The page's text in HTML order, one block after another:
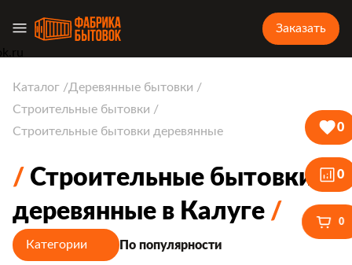
Заказать
Каталог
Деревянные бытовки
Строительные бытовки
Строительные бытовки деревянные
Строительные бытовки
деревянные в Калуге
Категории По популярности
0
0
0